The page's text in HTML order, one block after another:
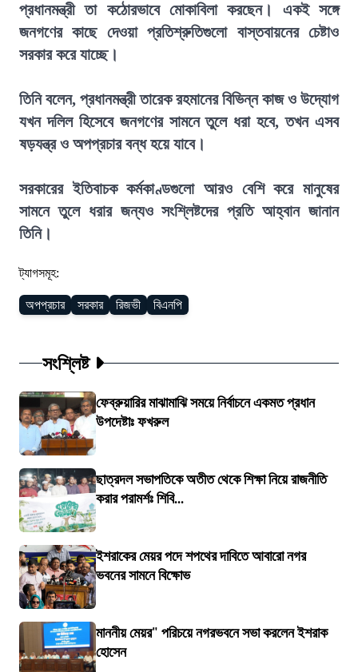
প্রধানমন্ত্রী তা কঠোরভাবে মোকাবিলা করছেন। একই সঙ্গে
জনগণের কাছে দেওয়া প্রতিশ্রুতিগুলো বাস্তবায়নের চেষ্টাও
সরকার করে যাচ্ছে।
তিনি বলেন, প্রধানমন্ত্রী তারেক রহমানের বিভিন্ন কাজ ও উদ্যোগ
যখন দলিল হিসেবে জনগণের সামনে তুলে ধরা হবে, তখন এসব
ষড়যন্ত্র ও অপপ্রচার বন্ধ হয়ে যাবে।
সরকারের ইতিবাচক কর্মকাণ্ডগুলো আরও বেশি করে মানুষের
সামনে তুলে ধরার জন্যও সংশ্লিষ্টদের প্রতি আহ্বান জানান
তিনি।
ট্যাগসমূহ:
অপপ্রচার সরকার রিজভী বিএনপি
সংশ্লিষ্ট
ফেব্রুয়ারির মাঝামাঝি সময়ে নির্বাচনে একমত প্রধান
উপদেষ্টাঃ ফখরুল
ছাত্রদল সভাপতিকে অতীত থেকে শিক্ষা নিয়ে রাজনীতি
করার পরামর্শঃ শিবি...
ইশরাকের মেয়র পদে শপথের দাবিতে আবারো নগর
ভবনের সামনে বিক্ষোভ
মাননীয় মেয়র" পরিচয়ে নগরভবনে সভা করলেন ইশরাক
হোসেন